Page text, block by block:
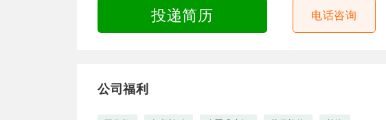
投递简历 电话咨询
公司福利